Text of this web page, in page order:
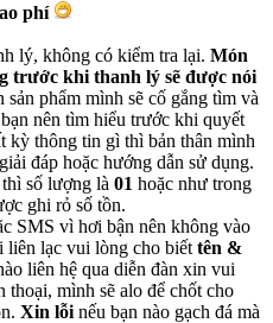
phí
lý, không có kiểm tra lại. Món
trước khi thanh lý sẽ được nói
phẩm mình sẽ cố gắng tìm và
nên tìm hiểu trước khi quyết
kỳ thông tin gì thì bản thân mình
đáp hoặc hướng dẫn sử dụng.
số lượng là 01 hoặc như trong
ghi rỏ số tồn.
SMS vì hơi bận nên không vào
liên lạc vui lòng cho biết tên &
liên hệ qua diễn đàn xin vui
thoại, mình sẽ alo để chốt cho
Xin lỗi nếu bạn nào gạch đá mà